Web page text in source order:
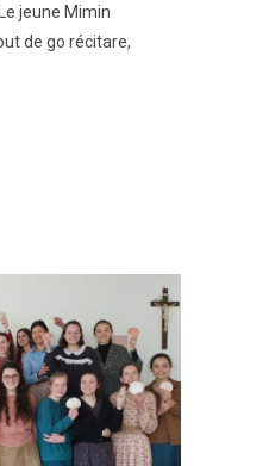
jeune Mimin
de go récitare,